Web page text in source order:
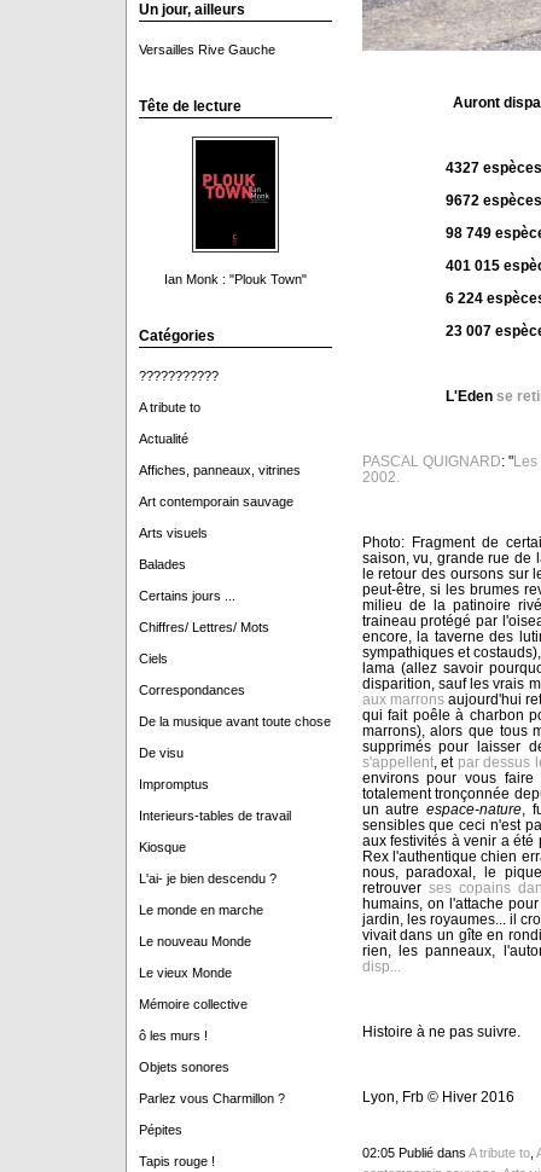
Un jour, ailleurs
Versailles Rive Gauche
Tête de lecture
Ian Monk : "Plouk Town"
Catégories
???????????
A tribute to
Actualité
Affiches, panneaux, vitrines
Art contemporain sauvage
Arts visuels
Balades
Certains jours ...
Chiffres/ Lettres/ Mots
Ciels
Correspondances
De la musique avant toute chose
De visu
Impromptus
Interieurs-tables de travail
Kiosque
L'ai- je bien descendu ?
Le monde en marche
Le nouveau Monde
Le vieux Monde
Mémoire collective
ô les murs !
Objets sonores
Parlez vous Charmillon ?
Pépites
Tapis rouge !
Auront
4327
9672
98 749
401 015
6 224
23 007
L'Eden se
PASCAL QUIGNARD: "Les
2002.
Photo: Fragment de
saison, vu, grande rue de
le retour des oursons sur
peut-être, si les brumes
milieu de la patinoire
traineau protégé par
encore, la taverne des
sympathiques et
lama (allez savoir
disparition, sauf les vrais
aux marronsaujourd'hui
qui fait poêle à charbon
marrons), alors que tous
supprimés pour laisser
s'appellent, et par dessus
environs pour vous
totalement tronçonnée
un autre espace-nature,
sensibles que ceci n'est
aux festivités à venir a
Rex l'authentique chien
nous, paradoxal, le
retrouverses copains
humains, on l'attache
jardin, les royaumes... il
vivait dans un gîte en
rien, les panneaux,
disp...
Histoire à ne pas suivre.
Lyon, Frb © Hiver 2016
02:05 Publié dans A tribute to,